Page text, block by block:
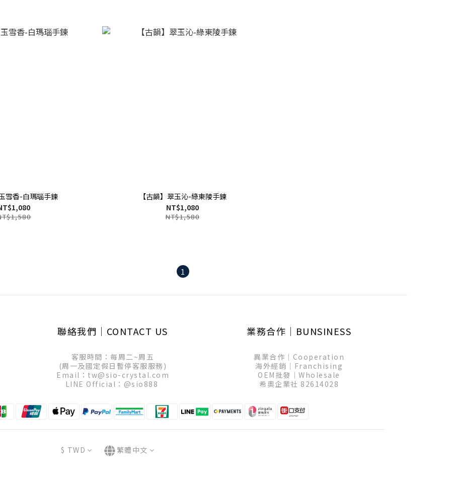
雪香-白瑪瑙手鍊
【古韻】翠玉沁-綠東陵手鍊
NT$1,080
NT$1,580
1
聯絡我們│CONTACT US
客服時間：每周二~周五
(周一及國定假日暫停客服服務)
Email：tw@sio-crystal.com
LINE Official： @sio888
業務合作│BUNSINESS
異業合作│Cooperation
海外經銷│Franchising
OEM批發│Wholesale
希奧企業社 82614028
$ TWD 繁體中文